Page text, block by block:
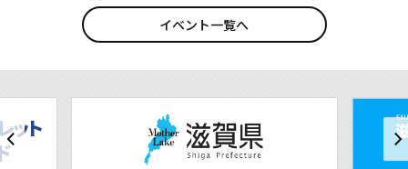
イベント一覧へ